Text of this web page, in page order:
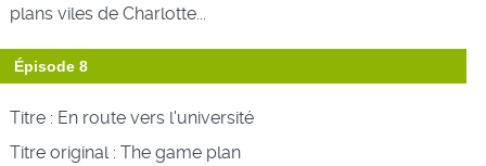
plans viles de Charlotte...
Épisode 8
Titre : En route vers l'université
Titre original : The game plan